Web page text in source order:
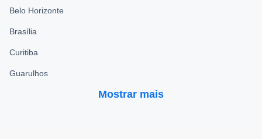
Belo Horizonte
Brasília
Curitiba
Guarulhos
Mostrar mais